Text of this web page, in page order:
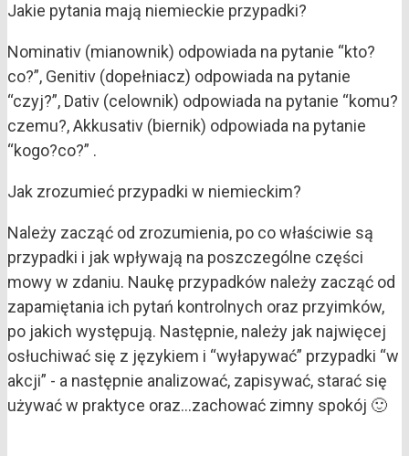
Jakie pytania mają niemieckie przypadki?
Nominativ (mianownik) odpowiada na pytanie “kto?
co?”, Genitiv (dopełniacz) odpowiada na pytanie
“czyj?”, Dativ (celownik) odpowiada na pytanie “komu?
czemu?, Akkusativ (biernik) odpowiada na pytanie
“kogo?co?” .
Jak zrozumieć przypadki w niemieckim?
Należy zacząć od zrozumienia, po co właściwie są
przypadki i jak wpływają na poszczególne części
mowy w zdaniu. Naukę przypadków należy zacząć od
zapamiętania ich pytań kontrolnych oraz przyimków,
po jakich występują. Następnie, należy jak najwięcej
osłuchiwać się z językiem i “wyłapywać” przypadki “w
akcji” - a następnie analizować, zapisywać, starać się
używać w praktyce oraz...zachować zimny spokój 🙂